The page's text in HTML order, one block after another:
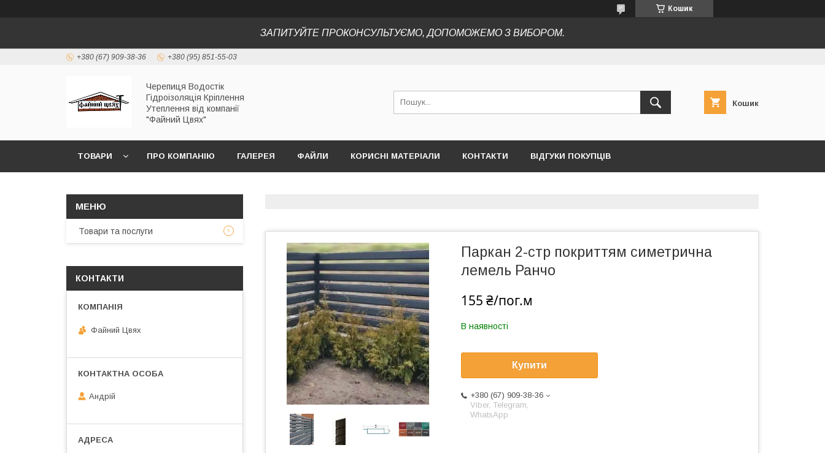
Кошик
ЗАПИТУЙТЕ ПРОКОНСУЛЬТУЄМО, ДОПОМОЖЕМО З ВИБОРОМ.
+380 (67) 909-38-36 +380 (95) 851-55-03
Черепиця Водостік
Гідроізоляція Кріплення
Утеплення від компанії
"Файний Цвях"
Кошик
ТОВАРИ ПРО КОМПАНІЮ ГАЛЕРЕЯ ФАЙЛИ КОРИСНІ МАТЕРІАЛИ КОНТАКТИ ВІДГУКИ ПОКУПЦІВ
Паркан 2-стр покриттям симетрична
лемель Ранчо
155 ₴/пог.м
В наявності
Купити
+380 (67) 909-38-36
Viber, Telegram,
WhatsApp
Товари та послуги
КОНТАКТИ
Файний Цвях
Андрій